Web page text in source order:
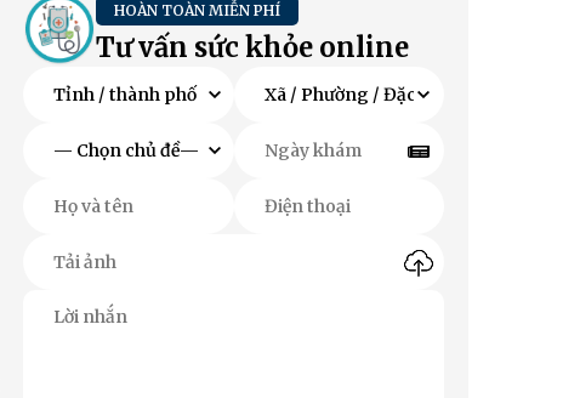
HOÀN TOÀN MIỄN PHÍ
Tư vấn sức khỏe online